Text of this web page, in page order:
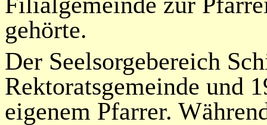
gehörte.
Der Seelsorgebereich
Rektoratsgemeinde und
eigenem Pfarrer.